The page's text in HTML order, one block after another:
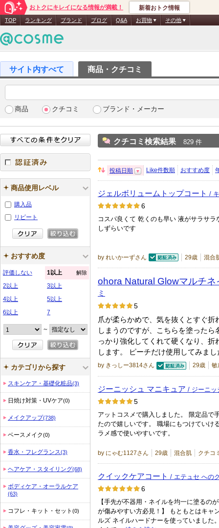
おトクにキレイになる情報が満載！ 新着おトク情報
TOP ランキング ブランド ブログ Q&A お買物 その他
商品・クチコミ
商品 クチコミ ブランド・メーカー
クチコミ検索結果 829 件
替
投稿日順 Like件数順 おすすめ度
ジェルボリュームトップコート /
6
コスパ良くて 乾くのも早い 液がサラサラ
しずらいです
by れいかーずさん
29歳 混合
ohora Natural Glowマルチネ
ミ
5
爪が柔らかめで、気を抜くとすぐ折
しまうのですが、こちらを塗ったら
っかり強化してくれて硬くなり、折
します。 ピーチだけ使用してみま
by きっしー3814さん
29歳 敏
ジーニッシュ マニキュア / ジーニッ
5
アットコスメで購入しました。 限定品で
たので嬉しいです。 職場にもつけていけ
ラメ感で使いやすいです。
by にゃむ1127さん 29歳 混合肌 クチコ
クイックケアコート / エテュセ への
6
【手先が不器用・ネイルを均一に塗るの
が傷みやすい方必見！】 もともとはキャ
ルズ ネイルハードナーを使っていました
認証済み
商品使用レベル
購入品
リピート
おすすめ度
評価しない 1以上 解除
2以上
3以上
4以上
5以上
6以上
7
～
カテゴリから探す
スキンケア・基礎化粧品(3)
日焼け対策・UVケア(0)
メイクアップ(738)
ベースメイク(0)
香水・フレグランス(3)
ヘアケア・スタイリング(68)
ボディケア・オーラルケア
(63)
コフレ・キット・セット (0)